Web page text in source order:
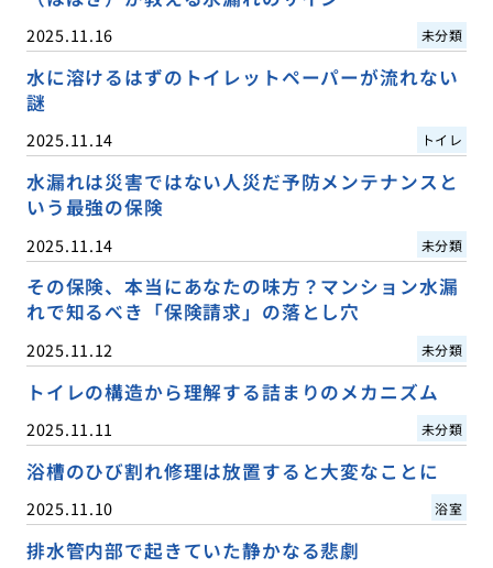
2025.11.16 未分類
水に溶けるはずのトイレットペーパーが流れない
謎
2025.11.14 トイレ
水漏れは災害ではない人災だ予防メンテナンスと
いう最強の保険
2025.11.14 未分類
その保険、本当にあなたの味方？マンション水漏
れで知るべき「保険請求」の落とし穴
2025.11.12 未分類
トイレの構造から理解する詰まりのメカニズム
2025.11.11 未分類
浴槽のひび割れ修理は放置すると大変なことに
2025.11.10 浴室
排水管内部で起きていた静かなる悲劇